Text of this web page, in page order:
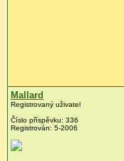
Mallard
Registrovaný uživatel
Číslo příspěvku: 336
Registrován: 5-2006